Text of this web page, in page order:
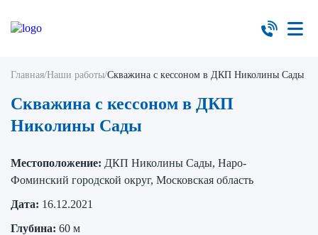
Главная/Наши работы/Скважина с кессоном в ДКП Николины Сады
Скважина с кессоном в ДКП
Николины Сады
Местоположение: ДКП Николины Сады, Наро-
Фоминский городской округ, Московская область
Дата: 16.12.2021
Глубина: 60 м